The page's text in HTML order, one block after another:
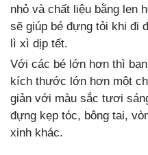
nhỏ và chất liệu bằng len
sẽ giúp bé đựng tỏi khi đi
lì xì dịp tết.
Với các bé lớn hơn thì
kích thước lớn hơn một
giản với màu sắc tươi
đựng kẹp tóc, bông tai,
xinh khác.